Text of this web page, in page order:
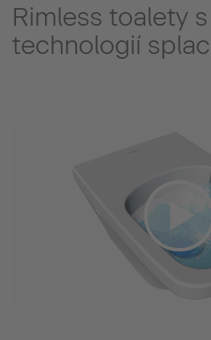
Rimless toalety
technologií